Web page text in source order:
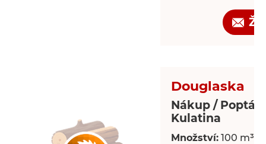
Douglaska
Nákup /
Kulatina
Množství: 100 m³